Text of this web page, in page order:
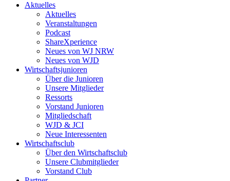
Aktuelles
Aktuelles
Veranstaltungen
Podcast
ShareXperience
Neues von WJ NRW
Neues von WJD
Wirtschaftsjunioren
Über die Junioren
Unsere Mitglieder
Ressorts
Vorstand Junioren
Mitgliedschaft
WJD & JCI
Neue Interessenten
Wirtschaftsclub
Über den Wirtschaftsclub
Unsere Clubmitglieder
Vorstand Club